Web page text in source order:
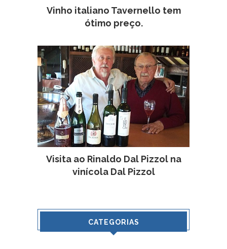
Vinho italiano Tavernello tem
ótimo preço.
Visita ao Rinaldo Dal Pizzol na
vinícola Dal Pizzol
CATEGORIAS